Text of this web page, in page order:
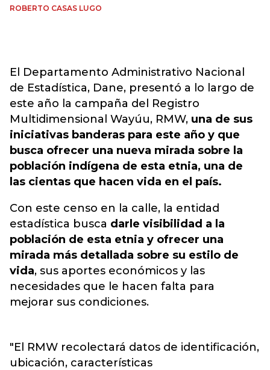
ROBERTO CASAS LUGO
El Departamento Administrativo Nacional
de Estadística, Dane, presentó a lo largo de
este año la campaña del Registro
Multidimensional Wayúu, RMW, una de sus
iniciativas banderas para este año y que
busca ofrecer una nueva mirada sobre la
población indígena de esta etnia, una de
las cientas que hacen vida en el país.
Con este censo en la calle, la entidad
estadística busca darle visibilidad a la
población de esta etnia y ofrecer una
mirada más detallada sobre su estilo de
vida, sus aportes económicos y las
necesidades que le hacen falta para
mejorar sus condiciones.
"El RMW recolectará datos de identificación,
ubicación, características